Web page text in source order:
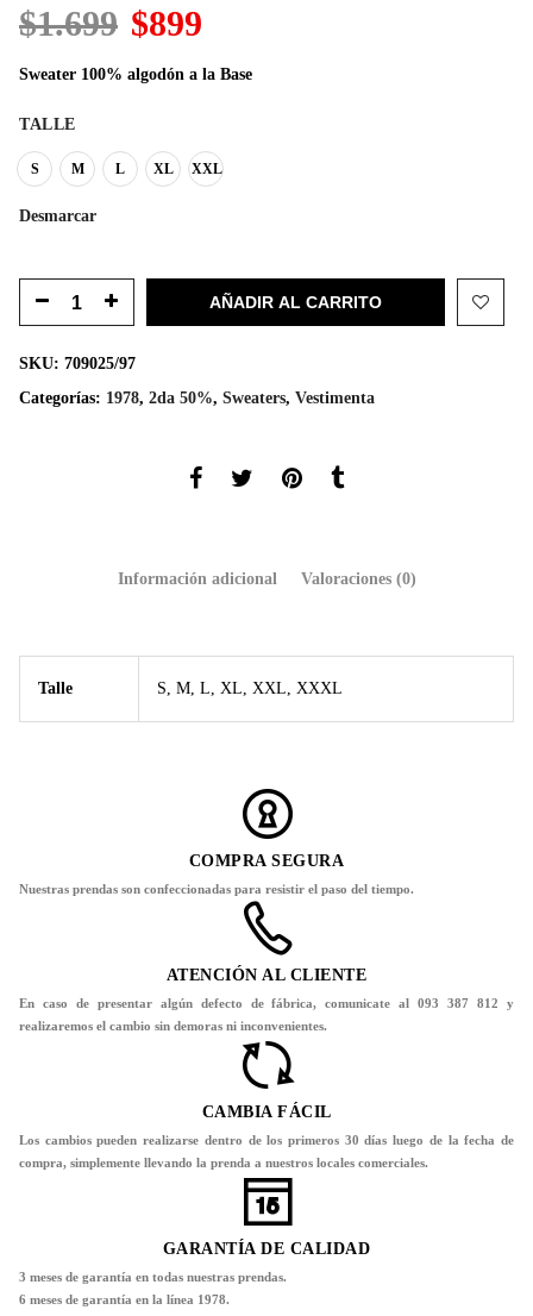
$1.699 El
precio
original
$899
actual
Sweater 100% algodón a la Base
TALLE
S M L XL XXL
Desmarcar
AÑADIR AL CARRITO
SKU: 709025/97
Categorías: 1978, 2da 50%, Sweaters, Vestimenta
Información adicional Valoraciones (0)
Talle S, M, L, XL, XXL, XXXL
COMPRA SEGURA
Nuestras prendas son confeccionadas para resistir el paso del tiempo.
ATENCIÓN AL CLIENTE
En caso de presentar algún defecto de fábrica, comunicate al 093 387 812 y
realizaremos el cambio sin demoras ni inconvenientes.
CAMBIA FÁCIL
Los cambios pueden realizarse dentro de los primeros 30 días luego de la fecha de
compra, simplemente llevando la prenda a nuestros locales comerciales.
GARANTÍA DE CALIDAD
3 meses de garantía en todas nuestras prendas.
6 meses de garantía en la línea 1978.